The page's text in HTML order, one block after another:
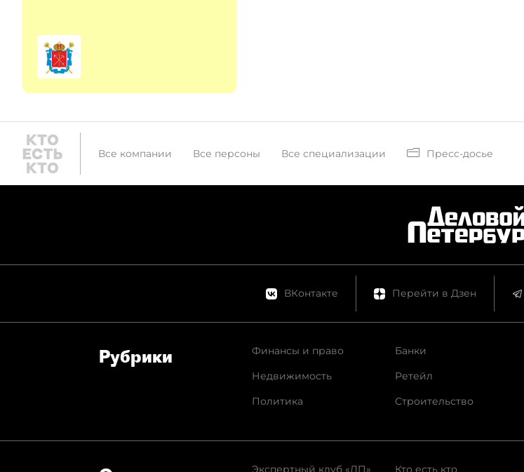
Все компании Все персоны Все специализации Пресс-досье
ВКонтакте Перейти в Дзен
Рубрики
Финансы и право
Недвижимость
Политика
Банки
Ретейл
Строительство
Экспертный клуб «ДП» Кто есть кто